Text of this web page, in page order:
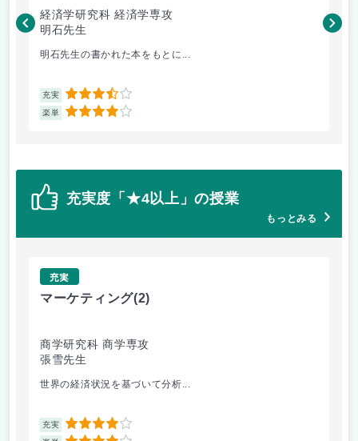
経済学研究科 経済学専攻
明石先生
明石先生の書かれた本をもとに...
充実 3.5
楽単 4
張
充実度「★4以上」の授業
もっとみる
充実
マーケティング(2)
商学研究科 商学専攻
張雪先生
世界の経済状況を基づいて分析...
充実 4